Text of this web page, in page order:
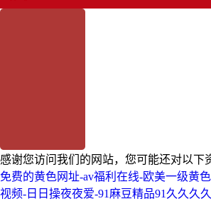
感谢您访问我们的网站，您可能还对以下
免费的黄色网址-av福利在线-欧美一级黄
视频-日日操夜夜爱-91麻豆精品91久久久